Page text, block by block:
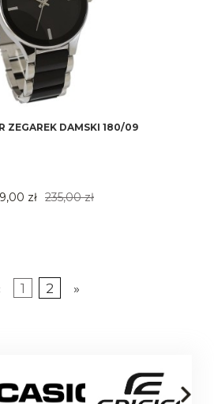
ZEGAREK DAMSKI 180/09
zł 235,00 zł
1 2 »